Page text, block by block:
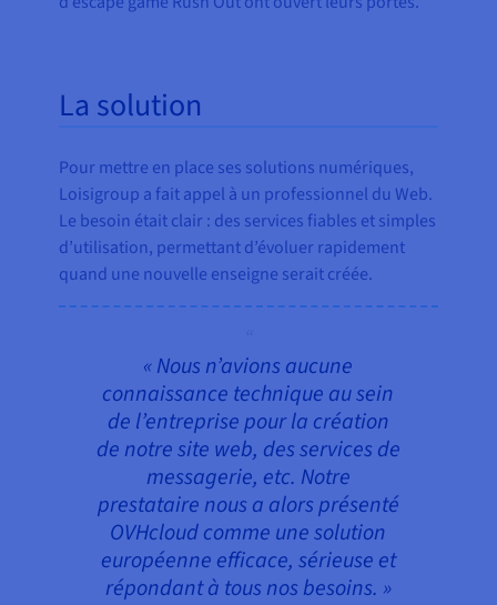
La solution
Pour mettre en place ses solutions numériques,
Loisigroup a fait appel à un professionnel du Web.
Le besoin était clair : des services fiables et simples
d’utilisation, permettant d’évoluer rapidement
quand une nouvelle enseigne serait créée.
« Nous n’avions aucune
connaissance technique au sein
de l’entreprise pour la création
de notre site web, des services de
messagerie, etc. Notre
prestataire nous a alors présenté
OVHcloud comme une solution
européenne efficace, sérieuse et
répondant à tous nos besoins. »